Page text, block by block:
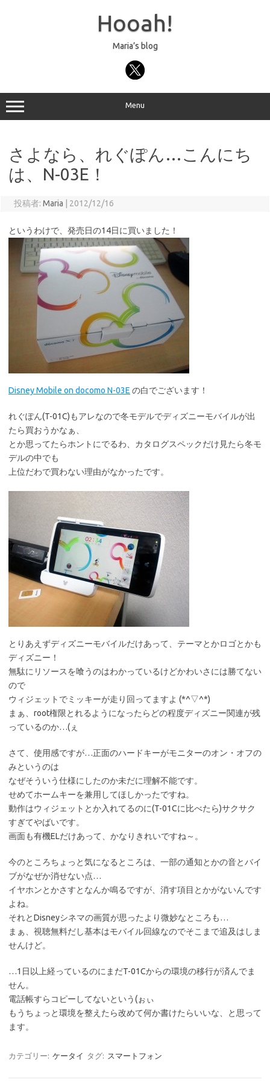
Hooah!
Maria’s blog
Menu
さよなら、れぐぽん…こんにち
は、N-03E！
投稿者: Maria 2012/12/16
というわけで、発売日の14日に買いました！
Disney Mobile on docomo N-03E の白でございます！
れぐぽん(T-01C)もアレなので冬モデルでディズニーモバイルが出
たら買おうかなぁ、
とか思ってたらホントにでるわ、カタログスペックだけ見たら冬モ
デルの中でも
上位だわで買わない理由がなかったです。
とりあえずディズニーモバイルだけあって、テーマとかロゴとかも
ディズニー！
無駄にリソースを喰うのはわかっているけどかわいさには勝てない
ので
ウィジェットでミッキーが走り回ってますよ (*^▽^*)
まぁ、root権限とれるようになったらどの程度ディズニー関連が残
っているのか…(ぇ
さて、使用感ですが…正面のハードキーがモニターのオン・オフの
みというのは
なぜそういう仕様にしたのか未だに理解不能です。
せめてホームキーを兼用してほしかったですね。
動作はウィジェットとか入れてるのに(T-01Cに比べたら)サクサク
すぎてやばいです。
画面も有機ELだけあって、かなりきれいですね～。
今のところちょっと気になるところは、一部の通知とかの音とバイ
ブがなぜか消せない点…
イヤホンとかさすとなんか鳴るですが、消す項目とかがないんです
よね。
それとDisneyシネマの画質が思ったより微妙なところも…
まぁ、視聴無料だし基本はモバイル回線なのでそこまで追及はしま
せんけど。
…1日以上経っているのにまだT-01Cからの環境の移行が済んでま
せん。
電話帳すらコピーしてないという(ぉぃ
もうちょっと環境を整えたら改めて何か書けたらいいな、と思って
ます。
カテゴリー: ケータイ タグ: スマートフォン